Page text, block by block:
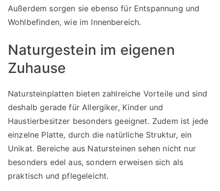
Außerdem sorgen sie ebenso für Entspannung und
Wohlbefinden, wie im Innenbereich.
Naturgestein im eigenen
Zuhause
Natursteinplatten bieten zahlreiche Vorteile und sind
deshalb gerade für Allergiker, Kinder und
Haustierbesitzer besonders geeignet. Zudem ist jede
einzelne Platte, durch die natürliche Struktur, ein
Unikat. Bereiche aus Natursteinen sehen nicht nur
besonders edel aus, sondern erweisen sich als
praktisch und pflegeleicht.